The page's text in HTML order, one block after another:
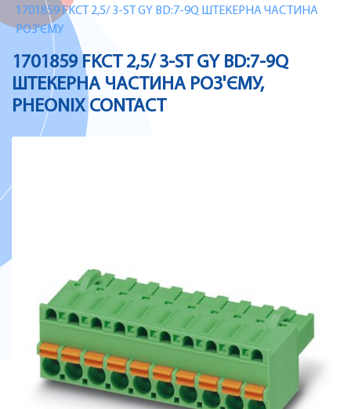
1701859 FKCT 2,5/ 3-ST GY BD:7-9Q ШТЕКЕРНА ЧАСТИНА
РОЗ'ЄМУ
1701859 FKCT 2,5/ 3-ST GY BD:7-9Q
ШТЕКЕРНА ЧАСТИНА РОЗ'ЄМУ,
PHEONIX CONTACT